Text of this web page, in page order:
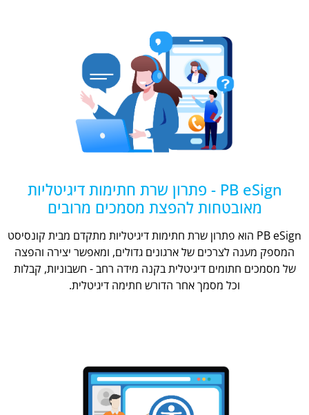
PB eSign - פתרון שרת חתימות דיגיטליות
מאובטחות להפצת מסמכים מרובים
PB eSign הוא פתרון שרת חתימות דיגיטליות מתקדם מבית קונסיסט
המספק מענה לצרכים של ארגונים גדולים, ומאפשר יצירה והפצה
של מסמכים חתומים דיגיטלית בקנה מידה רחב - חשבוניות, קבלות
וכל מסמך אחר הדורש חתימה דיגיטלית.